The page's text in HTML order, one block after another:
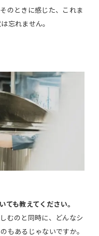
のときに感じた、これま
忘れません。
ても教えてください。
むのと同時に、どんなシ
もあるじゃないですか。